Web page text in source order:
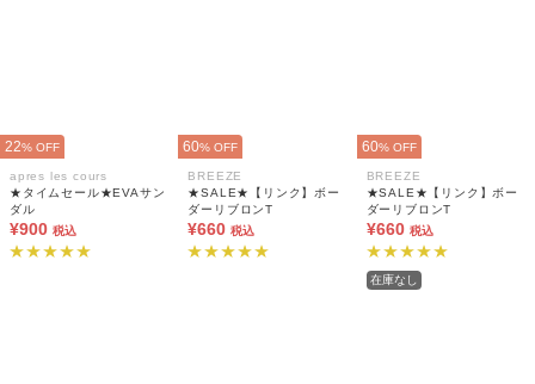
22% OFF
apres les cours
★タイムセール★EVAサン
ダル
¥900 税込
60% OFF
BREEZE
★SALE★【リンク】ボー
ダーリブロンT
¥660 税込
60% OFF
BREEZE
★SALE★【リンク】ボー
ダーリブロンT
¥660 税込
在庫なし